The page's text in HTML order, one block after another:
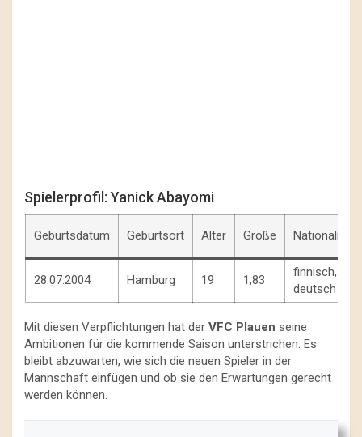
Spielerprofil: Yanick Abayomi
Geburtsdatum Geburtsort Alter Größe Nationalität
28.07.2004 Hamburg 19 1,83
finnisch,
deutsch
Mit diesen Verpflichtungen hat der VFC Plauen seine
Ambitionen für die kommende Saison unterstrichen. Es
bleibt abzuwarten, wie sich die neuen Spieler in der
Mannschaft einfügen und ob sie den Erwartungen gerecht
werden können.